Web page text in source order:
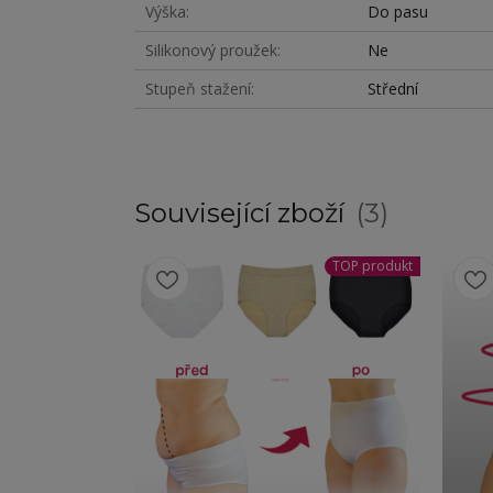
Výška
Do pasu
Silikonový proužek
Ne
Stupeň stažení
Střední
Související zboží 3
TOP produkt